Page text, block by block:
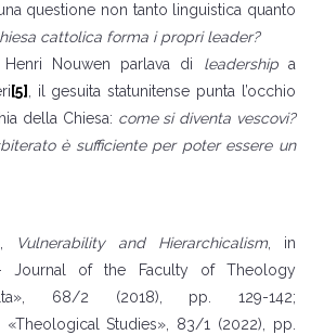
questione non tanto linguistica quanto
cattolica forma i propri leader?
Nouwen parlava di leadershipa
[5]
, il gesuita statunitense punta l’occhio
della Chiesa: come si diventa vescovi?
è sufficiente per poter essere un
Vulnerability and Hierarchicalism, in
Journal of the Faculty of Theology
68/2 (2018), pp. 129-142;
«Theological Studies», 83/1 (2022), pp.